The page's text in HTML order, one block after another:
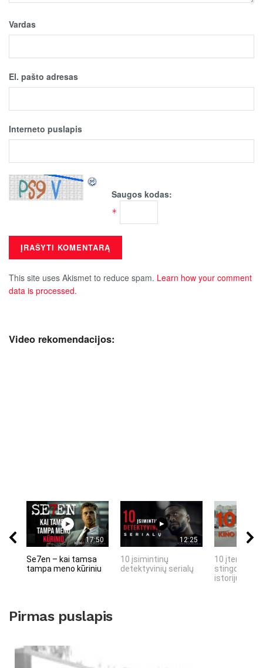
Vardas
El. pašto adresas
Interneto puslapis
Saugos kodas:
*
This site uses Akismet to reduce spam. Learn how your comment
data is processed.
Video rekomendacijos:
17:50
Se7en – kai tamsa
tampa meno kūriniu
12:25
10 įsimintinų
detektyvinių serialų
10 įtemptų,
stingdančių
istorijų
Pirmas puslapis